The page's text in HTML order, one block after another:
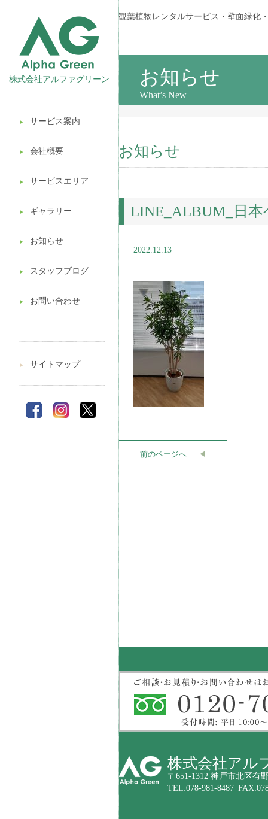
株式会社アルファグリーン
▶︎ サービス案内
▶︎ 会社概要
▶︎ サービスエリア
▶︎ ギャラリー
▶︎ お知らせ
▶︎ スタッフブログ
▶︎ お問い合わせ
観葉植物レンタル
壁面緑化
ギフト販売
造園ガーデニング
植木処分
▶︎ サイトマップ
観葉植物レンタルサービス・壁面緑化
お知らせ
What’s New
お知らせ
LINE_ALBUM_日
2022.12.13
前のページへ ◀︎
株式会社アル
〒651-1312 神戸市北区有
TEL:078-981-8487